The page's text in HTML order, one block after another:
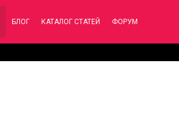
БЛОГ КАТАЛОГ СТАТЕЙ ФОРУМ